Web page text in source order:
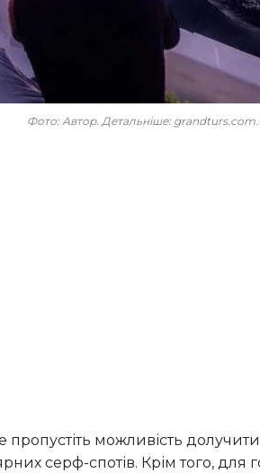
Фото: Автор. Детальніше:
серф-спотів. Крім того, для